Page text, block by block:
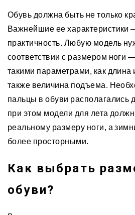
Обувь должна быть не только
Важнейшие ее характеристики
практичность. Любую модель
соответствии с размером ноги
такими параметрами, как
также величина подъема.
пальцы в обуви располагались
при этом модели для лета
реальному размеру ноги, а
более просторными.
Как выбрать
обуви?